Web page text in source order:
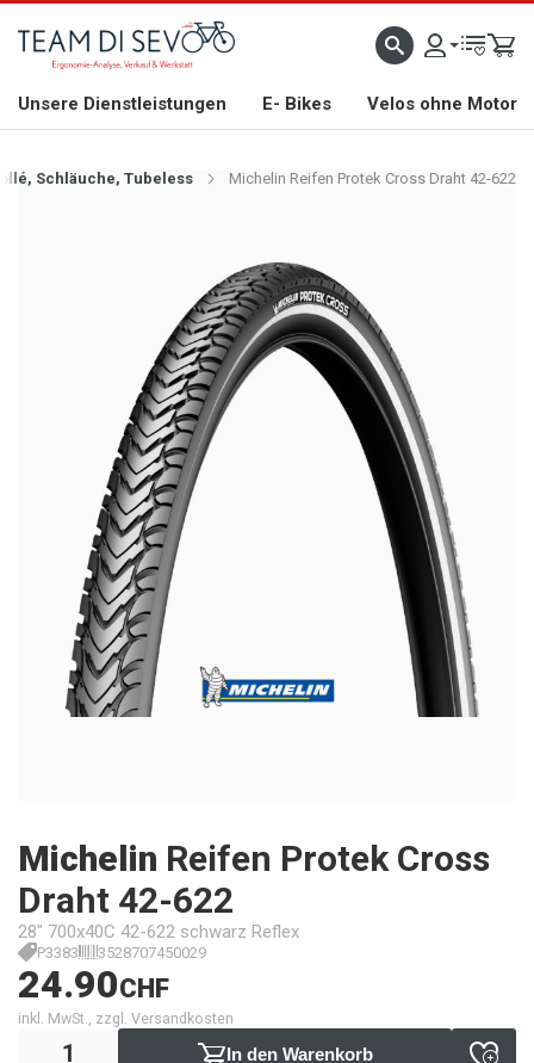
WILLKOMMEN GROSSE AUSWAHL AN RENNRÄDERN, GRAVEL, E-BIKES UND
Unsere Dienstleistungen E- Bikes Velos ohne Motor
Schläuche, Tubeless Michelin Reifen Protek Cross Draht 42-622
Michelin Reifen Protek Cross
Draht 42-622
28" 700x40C 42-622 schwarz Reflex
P3383 3528707450029
24.90CHF
inkl. MwSt., zzgl. Versandkosten
In den Warenkorb